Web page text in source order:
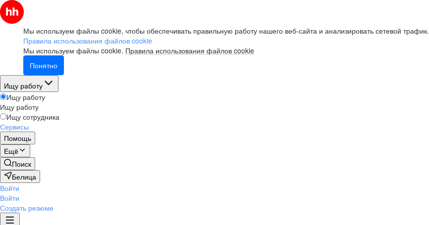
Мы используем файлы cookie, чтобы обеспечивать правильную работу нашего веб-сайта и анализировать сетевой трафик.
Правила использования файлов cookie
Мы используем файлы cookie. Правила использования файлов cookie
Понятно
Ищу работу
Ищу работу
Ищу работу
Ищу сотрудника
Сервисы
Помощь
Ещё
Поиск
Белица
Войти
Войти
Создать резюме